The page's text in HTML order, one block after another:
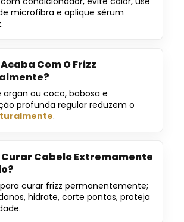
microfibra e aplique sérum
Acaba Com O Frizz
argan ou coco, babosa e
profunda regular reduzem o
.
Curar Cabelo Extremamente
curar frizz permanentemente;
hidrate, corte pontas, proteja